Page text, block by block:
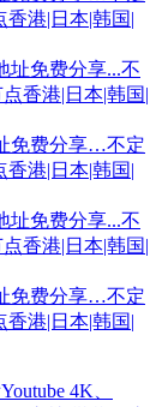
港|日本|韩国|
免费分享…不定
港|日本|韩国|
免费分享…不定
港|日本|韩国|